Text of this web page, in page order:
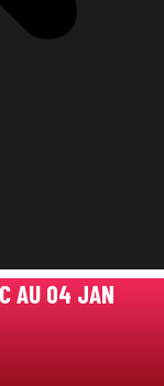
AU 04 JAN